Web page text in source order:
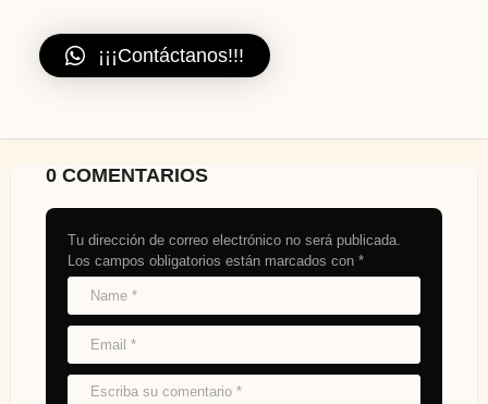
¡¡¡Contáctanos!!!
0 COMENTARIOS
Tu dirección de correo electrónico no será publicada.
Los campos obligatorios están marcados con *